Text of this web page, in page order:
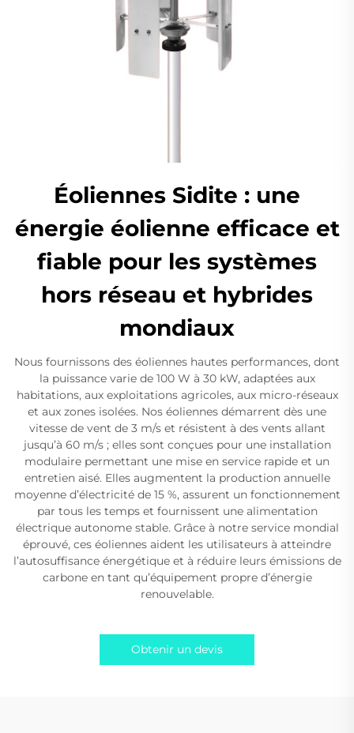
Éoliennes Sidite : une
énergie éolienne efficace et
fiable pour les systèmes
hors réseau et hybrides
mondiaux
Nous fournissons des éoliennes hautes performances, dont
la puissance varie de 100 W à 30 kW, adaptées aux
habitations, aux exploitations agricoles, aux micro-réseaux
et aux zones isolées. Nos éoliennes démarrent dès une
vitesse de vent de 3 m/s et résistent à des vents allant
jusqu’à 60 m/s ; elles sont conçues pour une installation
modulaire permettant une mise en service rapide et un
entretien aisé. Elles augmentent la production annuelle
moyenne d’électricité de 15 %, assurent un fonctionnement
par tous les temps et fournissent une alimentation
électrique autonome stable. Grâce à notre service mondial
éprouvé, ces éoliennes aident les utilisateurs à atteindre
l’autosuffisance énergétique et à réduire leurs émissions de
carbone en tant qu’équipement propre d’énergie
renouvelable.
Obtenir un devis